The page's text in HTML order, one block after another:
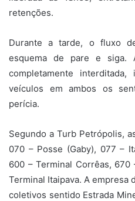
retenções.
Durante a tarde, o fluxo
esquema de pare e
completamente
veículos em ambos os
perícia.
Segundo a Turb Petrópolis,
070 – Posse (Gaby), 077 –
600 – Terminal Corrêas,
Terminal Itaipava. A empresa
coletivos sentido Estrada